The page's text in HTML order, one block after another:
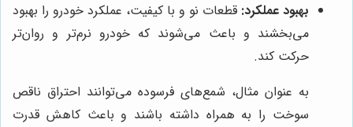
بهبود عملکرد: قطعات نو و با کیفیت، عملکرد خودرو را بهبود
می‌بخشند و باعث می‌شوند که خودرو نرم‌تر و روان‌تر
حرکت کند.
به عنوان مثال، شمع‌های فرسوده می‌توانند احتراق ناقص
سوخت را به همراه داشته باشند و باعث کاهش قدرت